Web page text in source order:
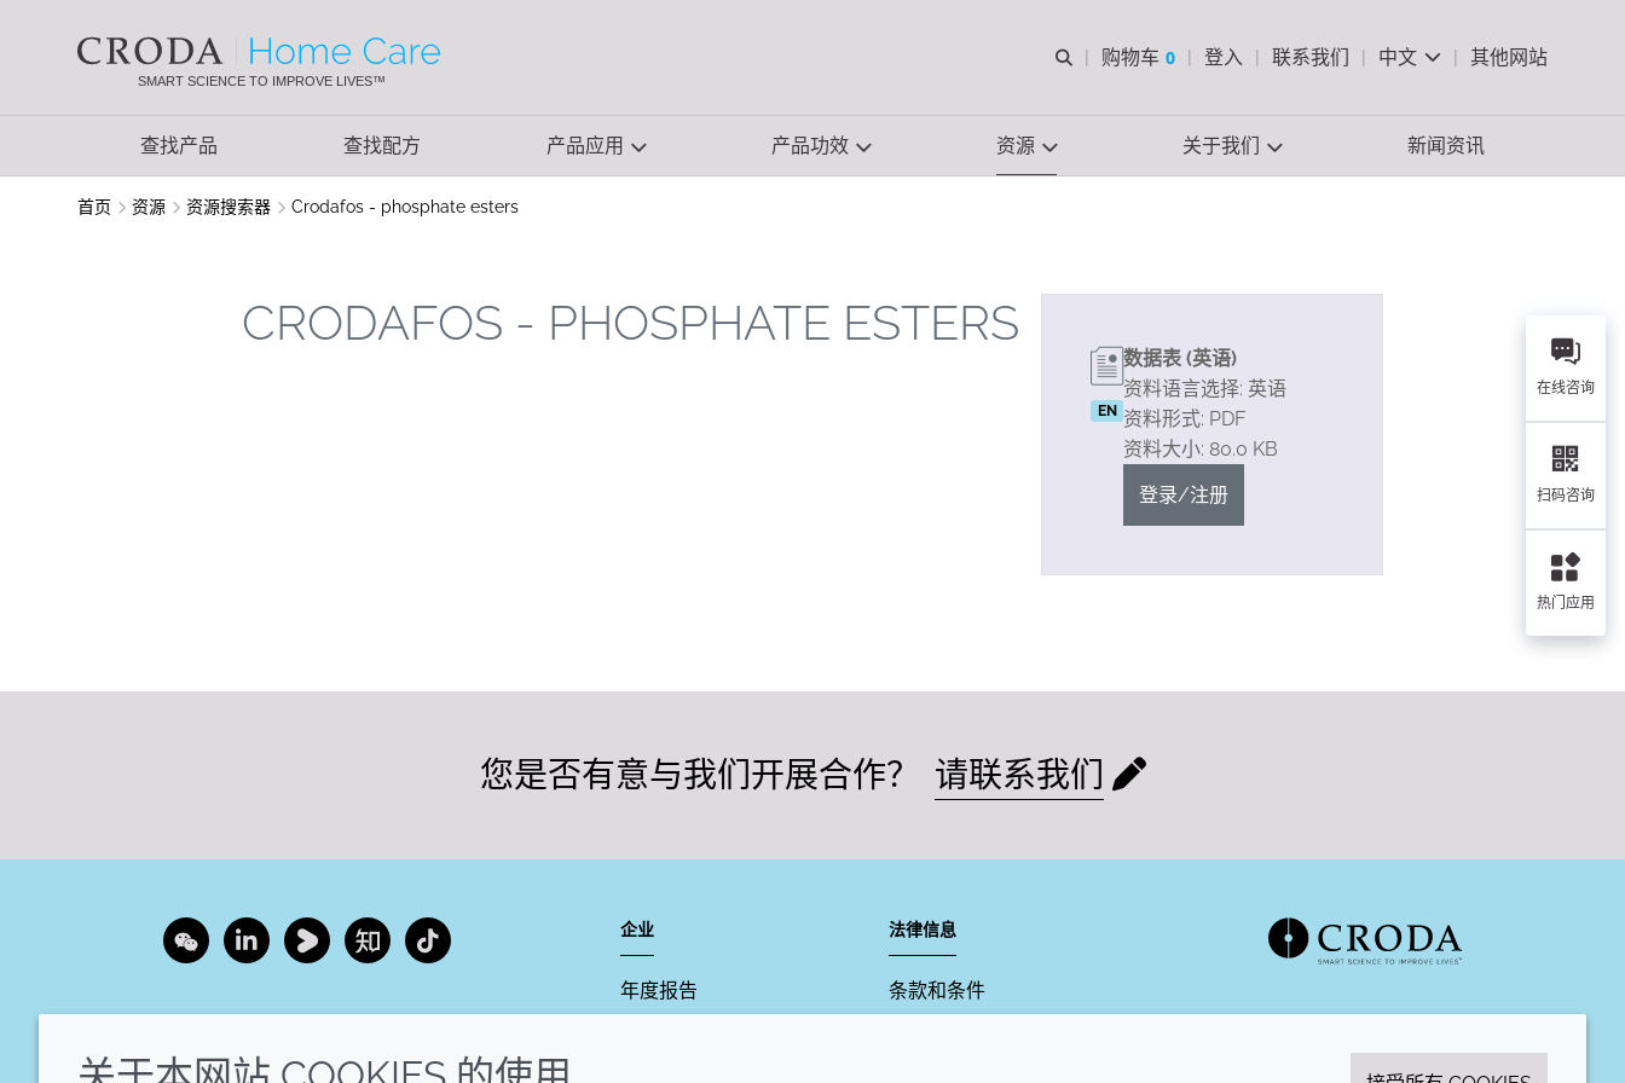
SMART SCIENCE TO IMPROVE LIVES™
Open Search
购物车 0
查看购物车
登入 联系我们 中文 其他网站
查找产品 查找配方 产品应用 产品功效 资源 关于我们 新闻资讯
首页 资源 资源搜索器 Crodafos - phosphate esters
CRODAFOS - PHOSPHATE ESTERS
EN
数据表 (英语)
资料语言选择: 英语
资料形式: PDF
资料大小: 80.0 KB
登录/注册
您是否有意与我们开展合作？ 请联系我们
WechatLinkedInYoukuZhihu Tiktok
企业
年度报告
法律信息
条款和条件
在线咨询
扫码咨询
热门应用